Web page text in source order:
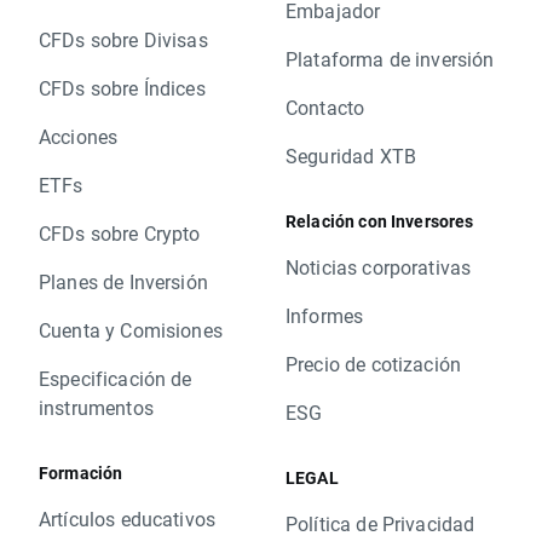
CFDs sobre Divisas
CFDs sobre Índices
Acciones
ETFs
CFDs sobre Crypto
Planes de Inversión
Cuenta y Comisiones
Especificación de
instrumentos
Formación
Artículos educativos
Embajador
Plataforma de inversión
Contacto
Seguridad XTB
Relación con Inversores
Noticias corporativas
Informes
Precio de cotización
ESG
LEGAL
Política de Privacidad